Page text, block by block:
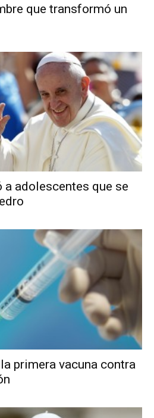
que transformó un
adolescentes que se
primera vacuna contra